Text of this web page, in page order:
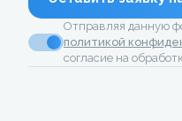
Отправляя данную
политикой
согласие на